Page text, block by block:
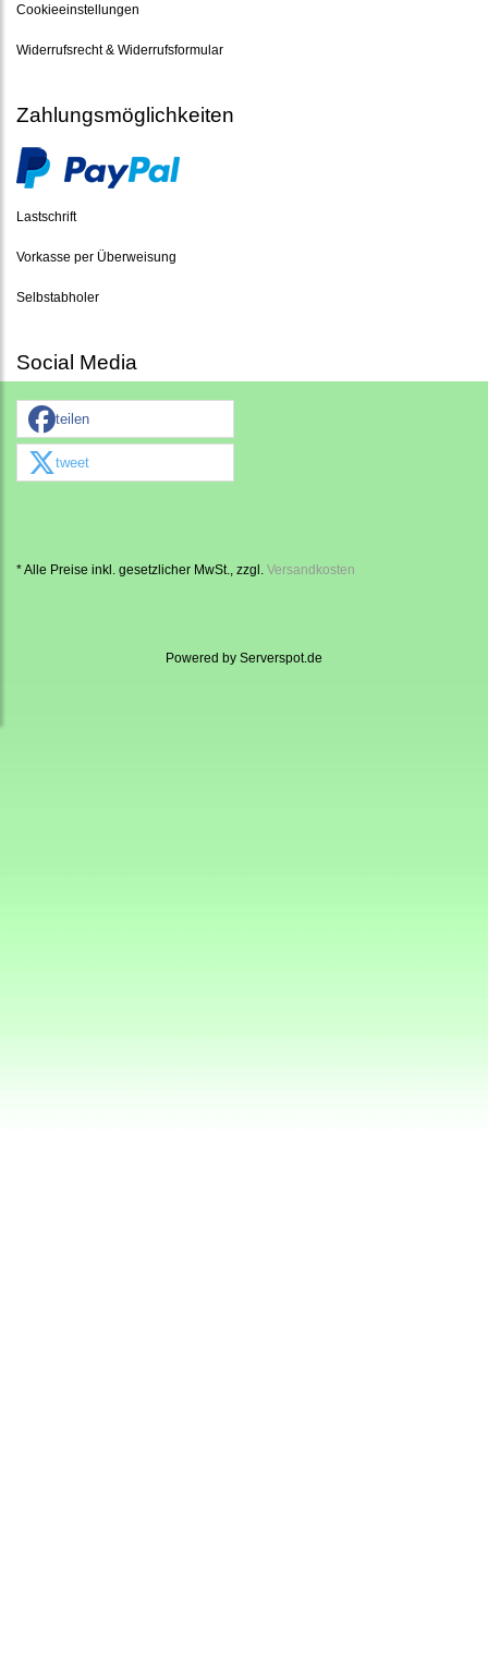
Cookieeinstellungen
Widerrufsrecht & Widerrufsformular
Zahlungsmöglichkeiten
Lastschrift
Vorkasse per Überweisung
Selbstabholer
Social Media
teilen
tweet
* Alle Preise inkl. gesetzlicher MwSt., zzgl. Versandkosten
Powered by Serverspot.de